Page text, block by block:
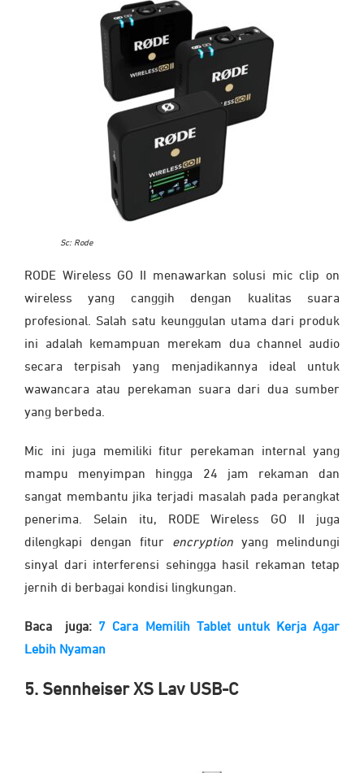
Sc: Rode
RODE Wireless GO II menawarkan solusi mic clip on
wireless yang canggih dengan kualitas suara
profesional. Salah satu keunggulan utama dari produk
ini adalah kemampuan merekam dua channel audio
secara terpisah yang menjadikannya ideal untuk
wawancara atau perekaman suara dari dua sumber
yang berbeda.
Mic ini juga memiliki fitur perekaman internal yang
mampu menyimpan hingga 24 jam rekaman dan
sangat membantu jika terjadi masalah pada perangkat
penerima. Selain itu, RODE Wireless GO II juga
dilengkapi dengan fitur encryption yang melindungi
sinyal dari interferensi sehingga hasil rekaman tetap
jernih di berbagai kondisi lingkungan.
Baca juga: 7 Cara Memilih Tablet untuk Kerja Agar
Lebih Nyaman
5. Sennheiser XS Lav USB-C